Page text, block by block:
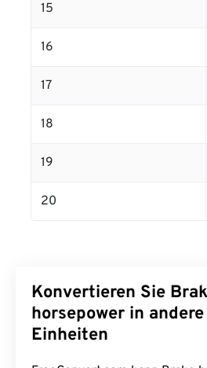
15
16
17
18
19
20
Konvertieren Sie
horsepower in
Einheiten